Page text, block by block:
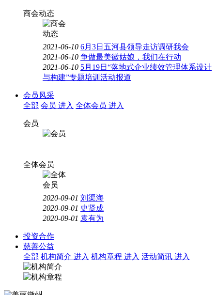
商会动态
2021-06-10 6月3日五河县领导走访调研我会
2021-06-10 争做最美徽姑娘，我们在行动
2021-06-10 5月19日“落地式企业绩效管理体系设计
与构建”专题培训活动报道
会员风采
全部 会员 进入 全体会员 进入
会员
全体会员
2020-09-01 刘渠海
2020-09-01 史贤成
2020-09-01 袁有为
投资合作
慈善公益
全部 机构简介 进入 机构章程 进入 活动简讯 进入